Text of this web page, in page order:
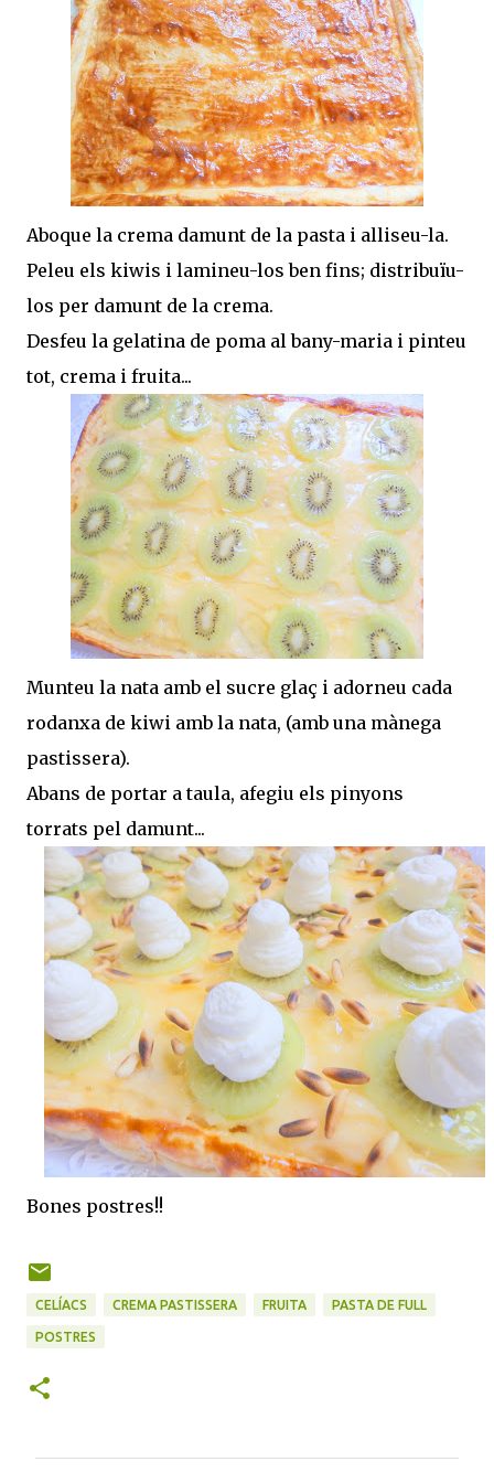
Aboque la crema damunt de la pasta i alliseu-la.
Peleu els kiwis i lamineu-los ben fins; distribuïu-
los per damunt de la crema.
Desfeu la gelatina de poma al bany-maria i pinteu
tot, crema i fruita...
Munteu la nata amb el sucre glaç i adorneu cada
rodanxa de kiwi amb la nata, (amb una mànega
pastissera).
Abans de portar a taula, afegiu els pinyons
torrats pel damunt...
Bones postres!!
CELÍACS CREMA PASTISSERA FRUITA PASTA DE FULL
POSTRES